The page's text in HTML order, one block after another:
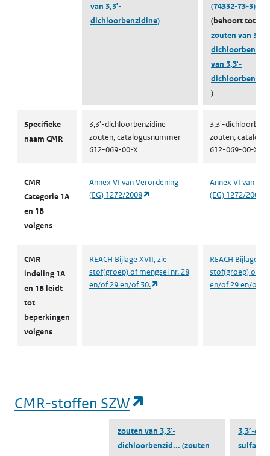
van 3,3'-
dichloorbenzidine)
(74332-73-3)
(behoort tot
zouten van 3,3'-
van 3,3'-
)
Specifieke
naam CMR
3,3'-dichloorbenzidine
zouten, catalogusnummer
612-069-00-X
3,3'-
zouten,
612-069-00-X
CMR
Categorie 1A
en 1B
volgens
Annex VI van Verordening
(EG) 1272/2008
(opent in een nieuw tabblad)
Annex VI van
(EG) 1272/2008
CMR
indeling 1A
en 1B leidt
tot
beperkingen
volgens
REACH Bijlage XVII, zie
stof(groep) of mengsel nr. 28
en/of 29 en/of 30.
(opent in een nieuw tabblad)
REACH Bijlage
stof(groep) of
en/of 29 en/of
CMR-stoffen SZW
zouten van 3,3'-
dichloorbenzid... (zouten
3,3’-
sulfaat